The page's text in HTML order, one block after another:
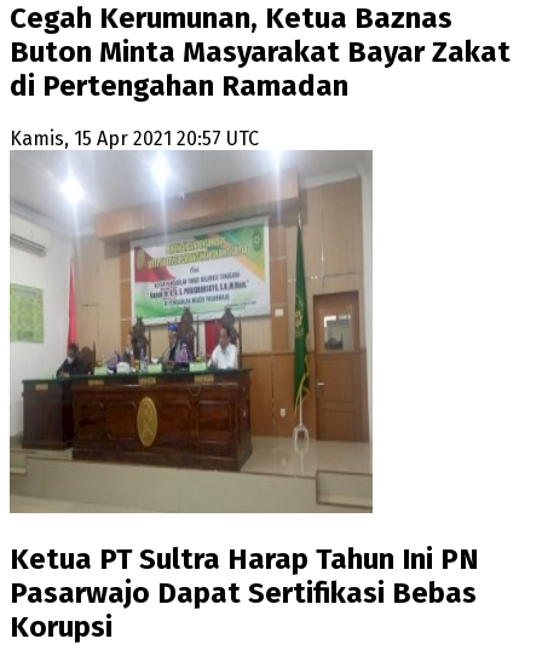
Cegah Kerumunan, Ketua Baznas
Buton Minta Masyarakat Bayar Zakat
di Pertengahan Ramadan
Kamis, 15 Apr 2021 20:57 UTC
Ketua PT Sultra Harap Tahun Ini PN
Pasarwajo Dapat Sertifikasi Bebas
Korupsi